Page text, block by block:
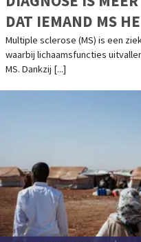
DAT IEMAND MS
Multiple sclerose (MS) is een
waarbij lichaamsfuncties
MS. Dankzij [...]